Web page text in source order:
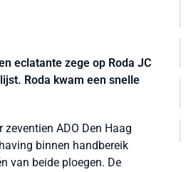
eclatante zege op Roda JC
Roda kwam een snelle
ADO Den Haag
binnen handbereik
van beide ploegen. De